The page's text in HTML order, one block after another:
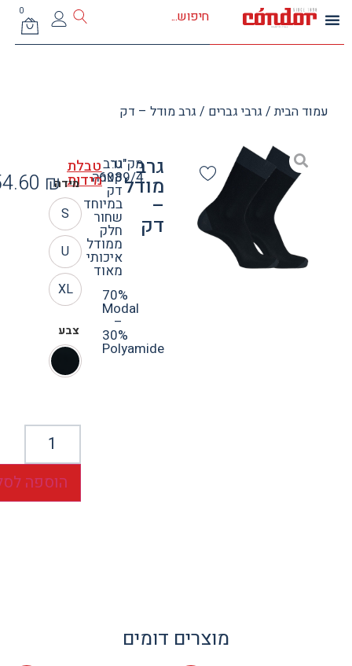
0
הבית/ גרבי גברים/ גרב מודל – דק
גרב
מודל
–
דק
מק"ט:
6089/4
גרב
קצרה
דק
במיוחד
שחור
חלק
Polyamide
טבלת
מידותמידה
S
U
XL
צבע
הוספה לסל
54.60₪
מוצרים דומים